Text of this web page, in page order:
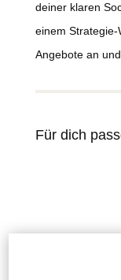
deiner klaren
einem
Angebote an
Für dich